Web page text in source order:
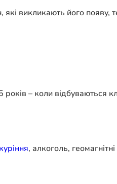
викликають його появу,
– коли відбуваються
куріння, алкоголь, геомагнітні